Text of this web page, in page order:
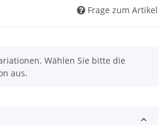
Frage zum Artikel
Wählen Sie bitte die
aus.